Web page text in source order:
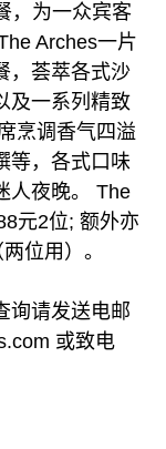
，为一众宾客
Arches一片
，荟萃各式沙
及一系列精致
烹调香气四溢
等，各式口味
人夜晚。 The
元2位; 额外亦
位用）。
询请发送电邮
或致电